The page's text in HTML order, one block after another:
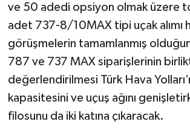
ve 50 adedi opsiyon olmak üzere
adet 737-8/10MAX tipi uçak alımı
görüşmelerin tamamlanmış
787 ve 737 MAX siparişlerinin
değerlendirilmesi Türk Hava
kapasitesini ve uçuş ağını
filosunu da iki katına çıkaracak.